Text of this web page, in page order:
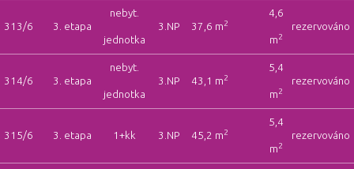
313/6 3. etapa
nebyt.
jednotka
3.NP 37,6 m2
4,6
m2
rezervováno
314/6 3. etapa
nebyt.
jednotka
3.NP 43,1 m2
5,4
m2
rezervováno
315/6 3. etapa 1+kk 3.NP 45,2 m2
5,4
m2
rezervováno